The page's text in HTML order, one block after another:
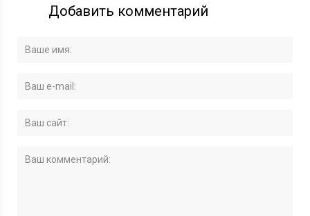
Добавить комментарий